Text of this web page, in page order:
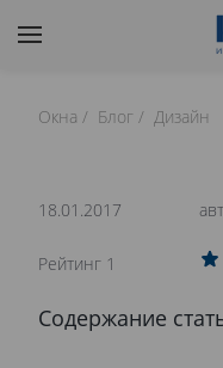
Окна Блог Дизайн
Содержание
18.01.2017
Рейтинг 1